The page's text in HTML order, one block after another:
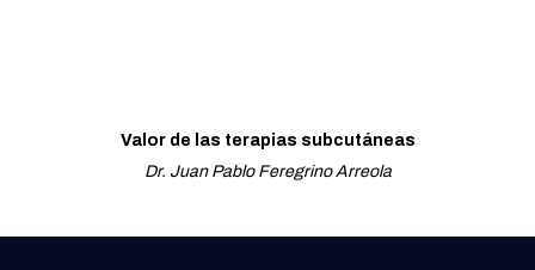
Valor de las terapias subcutáneas
Dr. Juan Pablo Feregrino Arreola